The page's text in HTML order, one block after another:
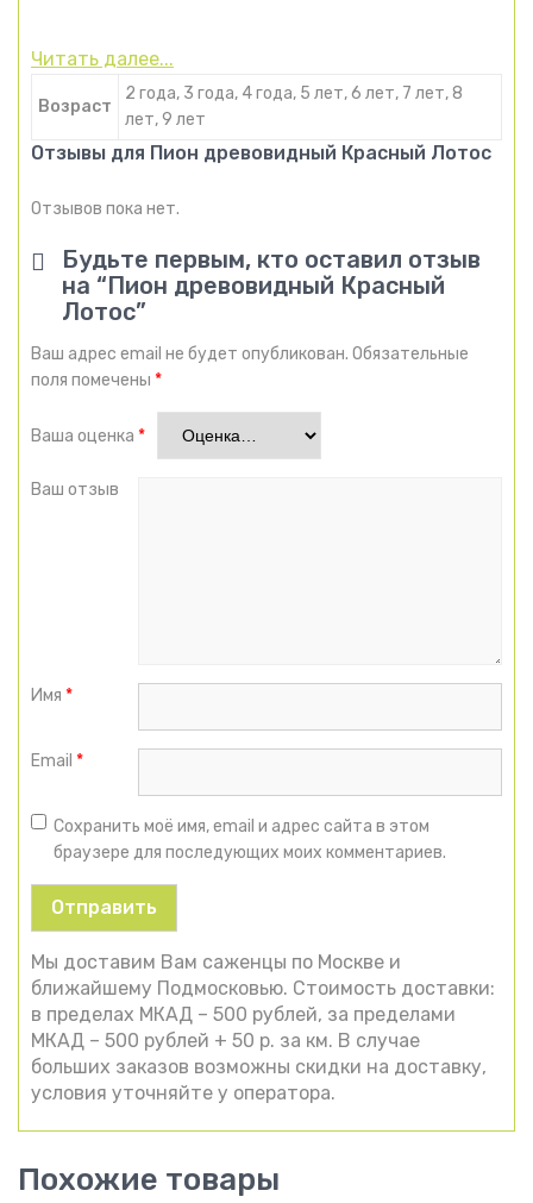
Читать далее...
Возраст
2 года, 3 года, 4 года, 5 лет, 6 лет, 7 лет, 8
лет, 9 лет
Отзывы для Пион древовидный Красный Лотос
Отзывов пока нет.
Будьте первым, кто оставил отзыв
на “Пион древовидный Красный
Лотос”
Ваш адрес email не будет опубликован. Обязательные
поля помечены *
Ваша оценка *
Ваш отзыв
Имя *
Email *
Сохранить моё имя, email и адрес сайта в этом
браузере для последующих моих комментариев.
Мы доставим Вам саженцы по Москве и
ближайшему Подмосковью. Стоимость доставки:
в пределах МКАД – 500 рублей, за пределами
МКАД – 500 рублей + 50 р. за км. В случае
больших заказов возможны скидки на доставку,
условия уточняйте у оператора.
Похожие товары